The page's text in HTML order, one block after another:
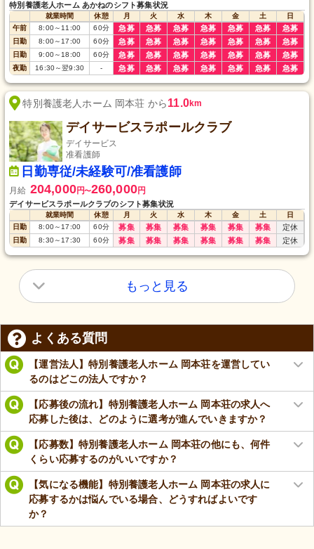
特別養護老人ホーム あかねのシフト募集状況
就業時間 休憩 月 火 水 木 金 土
日
午前
8:00～11:00 60分 急募 急募 急募 急募 急募 急募 急募
日勤 8:00～17:00 60分 急募 急募 急募 急募 急募 急募 急募
日勤 9:00～18:00 60分 急募 急募 急募 急募 急募 急募 急募
夜勤 16:30～翌9:30 - 急募 急募 急募 急募 急募 急募 急募
特別養護老人ホーム 岡本荘 から11.0km
デイサービスラポールクラブ
デイサービス
准看護師
日勤専従/未経験可/准看護師
月給 204,000円〜260,000円
デイサービスラポールクラブのシフト募集状況
就業時間 休憩 月 火 水 木 金 土
日
日勤
8:00～17:00 60分 募集 募集 募集 募集 募集 募集 定休
日勤 8:30～17:30 60分 募集 募集 募集 募集 募集 募集 定休
もっと見る
よくある質問
【運営法人】特別養護老人ホーム 岡本荘を運営してい
るのはどこの法人ですか？
【応募後の流れ】特別養護老人ホーム 岡本荘の求人へ
応募した後は、どのように選考が進んでいきますか？
【応募数】特別養護老人ホーム 岡本荘の他にも、何件
くらい応募するのがいいですか？
【気になる機能】特別養護老人ホーム 岡本荘の求人に
応募するかは悩んでいる場合、どうすればよいです
か？